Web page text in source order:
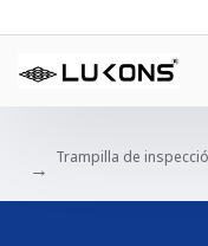
Trampilla de